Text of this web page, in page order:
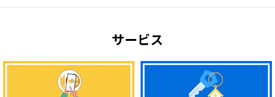
サービス